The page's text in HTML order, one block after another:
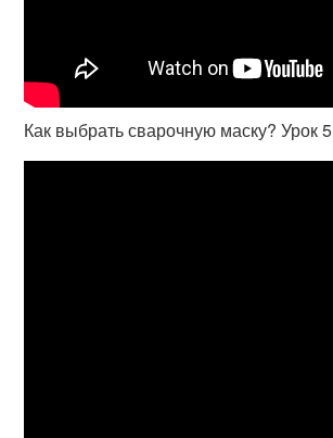
Как выбрать сварочную маску? Урок 5